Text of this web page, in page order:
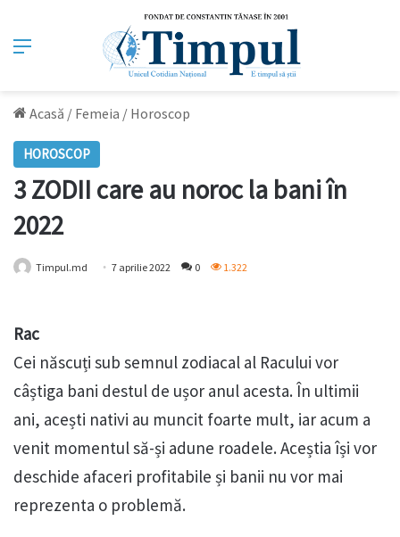
Meniu
Acasă / Femeia / Horoscop
HOROSCOP
3 ZODII care au noroc la bani în
2022
Timpul.md 7 aprilie 2022 0 1.322
Rac
Cei născuți sub semnul zodiacal al Racului vor
câștiga bani destul de ușor anul acesta. În ultimii
ani, acești nativi au muncit foarte mult, iar acum a
venit momentul să-și adune roadele. Aceștia își vor
deschide afaceri profitabile și banii nu vor mai
reprezenta o problemă.